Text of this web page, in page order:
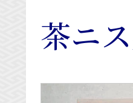
茶ニ